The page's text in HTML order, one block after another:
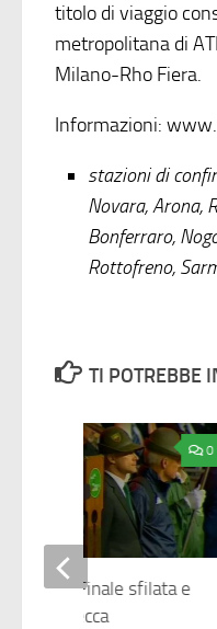
titolo di viaggio
metropolitana di
Milano-Rho Fiera.
Informazioni:
stazioni di
Novara, Arona,
Bonferraro,
Rottofreno,
TI POTREBBE
0
Trento – Finale sfilata e
della stecca